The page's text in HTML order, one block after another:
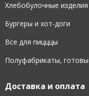
Хлебобулочные изделия
Бургеры и хот-доги
Все для пицццы
Полуфабрикаты,
Доставка и оплата